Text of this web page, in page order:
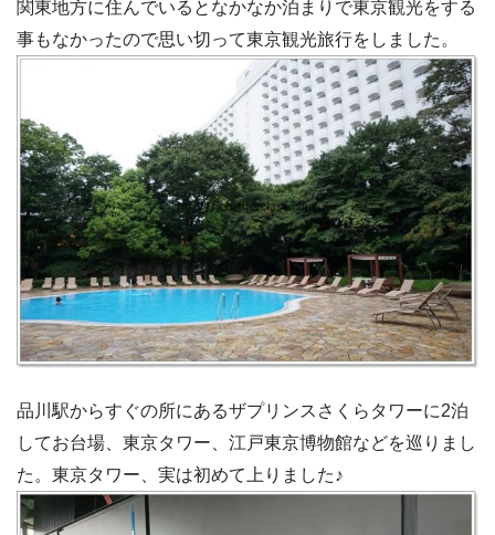
関東地方に住んでいるとなかなか泊まりで東京観光をする
事もなかったので思い切って東京観光旅行をしました。
品川駅からすぐの所にあるザプリンスさくらタワーに2泊
してお台場、東京タワー、江戸東京博物館などを巡りまし
た。東京タワー、実は初めて上りました♪